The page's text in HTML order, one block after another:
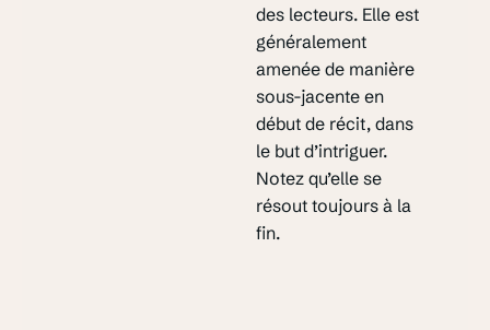
des lecteurs. Elle est
généralement
amenée de manière
sous-jacente en
début de récit, dans
le but d’intriguer.
Notez qu’elle se
résout toujours à la
fin.